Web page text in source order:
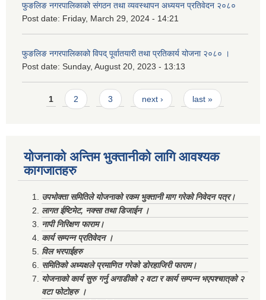
फुङलिङ नगरपालिकाको संगठन तथा व्यवस्थापन अध्ययन प्रतिवेदन २०८०
Post date: Friday, March 29, 2024 - 14:21
फुङलिङ नगरपालिकाको विपद् पूर्वातयारी तथा प्रतिकार्य योजना २०८० ।
Post date: Sunday, August 20, 2023 - 13:13
Pages
1 2 3 next › last »
योजनाको अन्तिम भुक्तानीको लागि आवश्यक
कागजातहरु
उपभोक्ता समितिले योजनाको रकम भुक्तानी माग गरेको निवेदन पत्र।
लागत ईष्टिमेट, नक्सा तथा डिजाईन ।
नापी निरिक्षण फाराम।
कार्य सम्पन्न प्रतिवेदन ।
विल भरपाईहरु
समितिको अध्यक्षले प्रमाणित गरेको डोरहाजिरी फाराम।
योजनाको कार्य सुरु गर्नु अगाडीको २ वटा र कार्य सम्पन्न भएपश्चात्‌को २
वटा फोटोहरु ।